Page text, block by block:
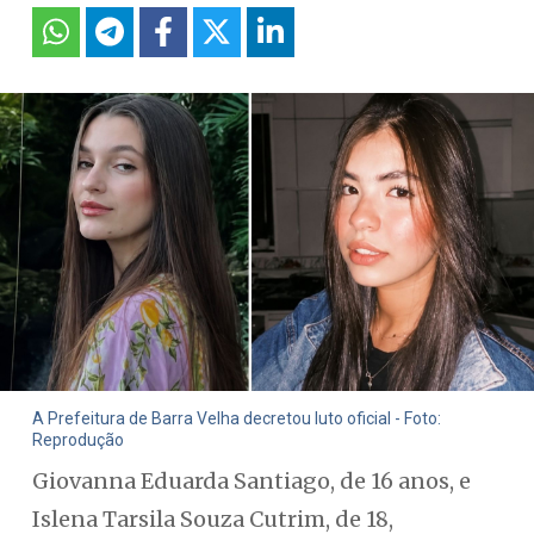
A Prefeitura de Barra Velha decretou luto oficial - Foto:
Reprodução
Giovanna Eduarda Santiago, de 16 anos, e
Islena Tarsila Souza Cutrim, de 18,